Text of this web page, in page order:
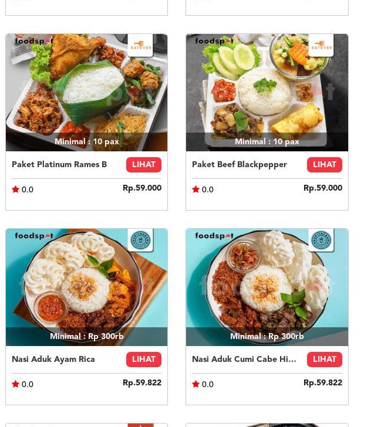
Minimal : 10pax
Paket Platinum Rames B LIHAT
0.0 Rp.59.000
Minimal : 10pax
Paket Beef Blackpepper LIHAT
0.0 Rp.59.000
Minimal : Rp 300rb
Nasi Aduk Ayam Rica LIHAT
0.0 Rp.59.822
Minimal : Rp 300rb
Nasi Aduk Cumi Cabe Hijau LIHAT
0.0 Rp.59.822